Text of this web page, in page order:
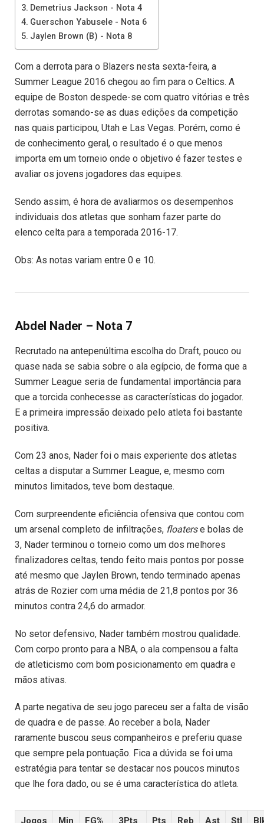
Demetrius Jackson - Nota 4
Guerschon Yabusele - Nota 6
Jaylen Brown (B) - Nota 8
Com a derrota para o Blazers nesta sexta-feira, a
Summer League 2016 chegou ao fim para o Celtics. A
equipe de Boston despede-se com quatro vitórias e três
derrotas somando-se as duas edições da competição
nas quais participou, Utah e Las Vegas. Porém, como é
de conhecimento geral, o resultado é o que menos
importa em um torneio onde o objetivo é fazer testes e
avaliar os jovens jogadores das equipes.
Sendo assim, é hora de avaliarmos os desempenhos
individuais dos atletas que sonham fazer parte do
elenco celta para a temporada 2016-17.
Obs: As notas variam entre 0 e 10.
Abdel Nader – Nota 7
Recrutado na antepenúltima escolha do Draft, pouco ou
quase nada se sabia sobre o ala egípcio, de forma que a
Summer League seria de fundamental importância para
que a torcida conhecesse as características do jogador.
E a primeira impressão deixado pelo atleta foi bastante
positiva.
Com 23 anos, Nader foi o mais experiente dos atletas
celtas a disputar a Summer League, e, mesmo com
minutos limitados, teve bom destaque.
Com surpreendente eficiência ofensiva que contou com
um arsenal completo de infiltrações, floaterse bolas de
3, Nader terminou o torneio como um dos melhores
finalizadores celtas, tendo feito mais pontos por posse
até mesmo que Jaylen Brown, tendo terminado apenas
atrás de Rozier com uma média de 21,8 pontos por 36
minutos contra 24,6 do armador.
No setor defensivo, Nader também mostrou qualidade.
Com corpo pronto para a NBA, o ala compensou a falta
de atleticismo com bom posicionamento em quadra e
mãos ativas.
A parte negativa de seu jogo pareceu ser a falta de visão
de quadra e de passe. Ao receber a bola, Nader
raramente buscou seus companheiros e preferiu quase
que sempre pela pontuação. Fica a dúvida se foi uma
estratégia para tentar se destacar nos poucos minutos
que lhe fora dado, ou se é uma característica do atleta.
Jogos Min FG% 3Pts Pts Reb Ast Stl